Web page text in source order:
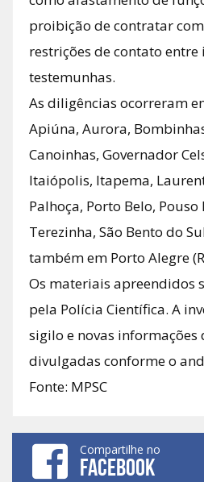
proibição de contratar
restrições de contato entre
testemunhas.
As diligências ocorreram
Apiúna, Aurora,
Canoinhas, Governador
Itaiópolis, Itapema,
Palhoça, Porto Belo, Pouso
Terezinha, São Bento do
também em Porto Alegre
Os materiais apreendidos
pela Polícia Científica. A
sigilo e novas informações
divulgadas conforme o
Fonte: MPSC
Compartilhe no
FACEBOOK